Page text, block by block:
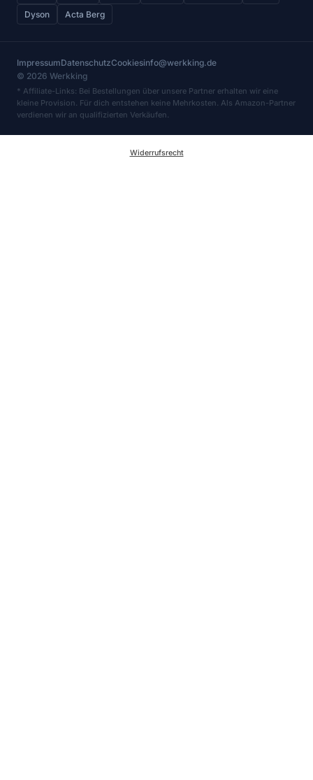
Dyson
Acta Berg
ImpressumDatenschutzCookiesinfo@werkking.de
© 2026 Werkking
* Affiliate-Links: Bei Bestellungen über unsere Partner erhalten wir eine
kleine Provision. Für dich entstehen keine Mehrkosten. Als Amazon-Partner
verdienen wir an qualifizierten Verkäufen.
Widerrufsrecht